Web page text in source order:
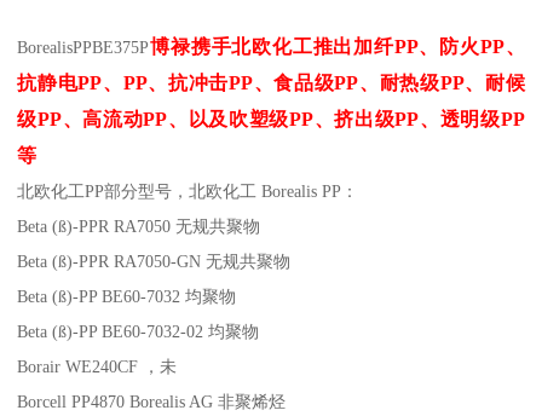
BorealisPPBE375P博禄携手北欧化工推出加纤PP、防火PP、
抗静电PP、 PP、抗冲击PP、食品级PP、耐热级PP、耐候
级PP、高流动PP、以及吹塑级PP、挤出级PP、透明级PP
等
北欧化工PP部分型号，北欧化工 Borealis PP：
Beta (ß)-PPR RA7050 无规共聚物
Beta (ß)-PPR RA7050-GN 无规共聚物
Beta (ß)-PP BE60-7032 均聚物
Beta (ß)-PP BE60-7032-02 均聚物
Borair WE240CF
，未
Borcell PP4870 Borealis AG 非聚烯烃